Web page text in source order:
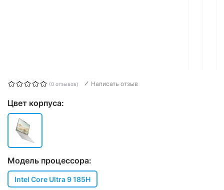
(0 отзывов) Написать отзыв
Цвет корпуса:
Модель процессора:
Intel Core Ultra 9 185H